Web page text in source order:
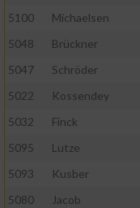
5100
Michaelsen
5048
Brückner
5047
Schröder
5022
Kossendey
5032
Finck
5095
Lutze
5093
Kusber
5080
Jacob